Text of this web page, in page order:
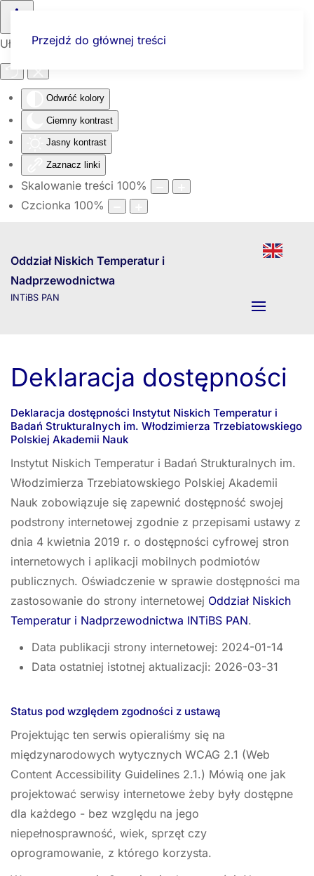
Ułatwienia dostępu
Odwróć kolory
Ciemny kontrast
Jasny kontrast
Zaznacz linki
Skalowanie treści 100%
Czcionka 100%
Przejdź do głównej treści
Oddział Niskich Temperatur i
Nadprzewodnictwa
INTiBS PAN
Deklaracja dostępności
Deklaracja dostępności Instytut Niskich Temperatur i
Badań Strukturalnych im. Włodzimierza Trzebiatowskiego
Polskiej Akademii Nauk
Instytut Niskich Temperatur i Badań Strukturalnych im.
Włodzimierza Trzebiatowskiego Polskiej Akademii
Nauk zobowiązuje się zapewnić dostępność swojej
podstrony internetowej zgodnie z przepisami ustawy z
dnia 4 kwietnia 2019 r. o dostępności cyfrowej stron
internetowych i aplikacji mobilnych podmiotów
publicznych. Oświadczenie w sprawie dostępności ma
zastosowanie do strony internetowej Oddział Niskich
Temperatur i Nadprzewodnictwa INTiBS PAN.
Data publikacji strony internetowej: 2024-01-14
Data ostatniej istotnej aktualizacji: 2026-03-31
Status pod względem zgodności z ustawą
Projektując ten serwis opieraliśmy się na
międzynarodowych wytycznych WCAG 2.1 (Web
Content Accessibility Guidelines 2.1.) Mówią one jak
projektować serwisy internetowe żeby były dostępne
dla każdego - bez względu na jego
niepełnosprawność, wiek, sprzęt czy
oprogramowanie, z którego korzysta.